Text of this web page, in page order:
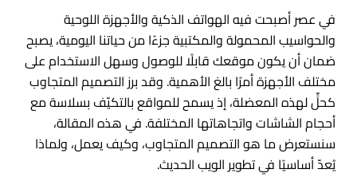
في عصر أصبحت فيه الهواتف الذكية والأجهزة اللوحية
والحواسيب المحمولة والمكتبية جزءًا من حياتنا اليومية، يصبح
ضمان أن يكون موقعك قابلًا للوصول وسهل الاستخدام على
مختلف الأجهزة أمرًا بالغ الأهمية. وقد برز التصميم المتجاوب
كحلٍّ لهذه المعضلة، إذ يسمح للمواقع بالتكيّف بسلاسة مع
أحجام الشاشات واتجاهاتها المختلفة. في هذه المقالة،
سنستعرض ما هو التصميم المتجاوب، وكيف يعمل، ولماذا
يُعدّ أساسيًا في تطوير الويب الحديث.